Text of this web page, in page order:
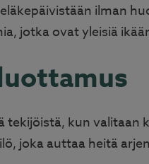
ilman
jotka ovat yleisiä
tekijöistä, kun
joka auttaa heitä